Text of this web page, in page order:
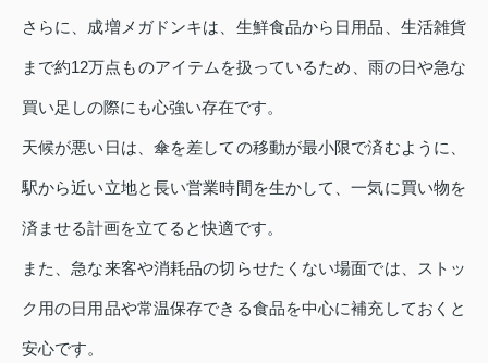
さらに、成増メガドンキは、生鮮食品から日用品、生活雑貨
まで約12万点ものアイテムを扱っているため、雨の日や急な
買い足しの際にも心強い存在です。
天候が悪い日は、傘を差しての移動が最小限で済むように、
駅から近い立地と長い営業時間を生かして、一気に買い物を
済ませる計画を立てると快適です。
また、急な来客や消耗品の切らせたくない場面では、ストッ
ク用の日用品や常温保存できる食品を中心に補充しておくと
安心です。